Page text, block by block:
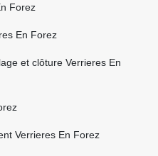
Forez
En Forez
et clôture Verrieres En
Verrieres En Forez